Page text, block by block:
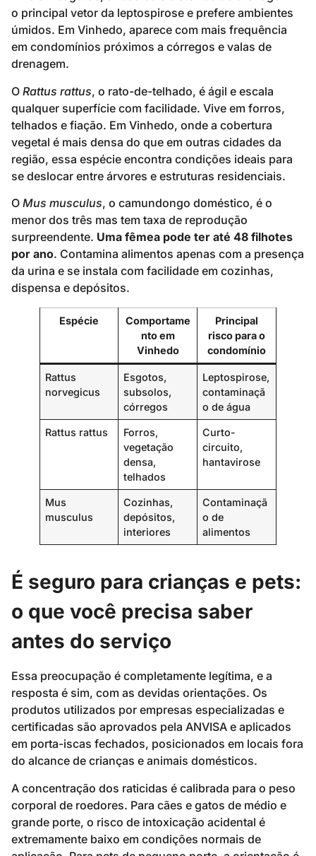
o principal vetor da leptospirose e prefere ambientes
úmidos. Em Vinhedo, aparece com mais frequência
em condomínios próximos a córregos e valas de
drenagem.
O Rattus rattus, o rato-de-telhado, é ágil e escala
qualquer superfície com facilidade. Vive em forros,
telhados e fiação. Em Vinhedo, onde a cobertura
vegetal é mais densa do que em outras cidades da
região, essa espécie encontra condições ideais para
se deslocar entre árvores e estruturas residenciais.
O Mus musculus, o camundongo doméstico, é o
menor dos três mas tem taxa de reprodução
surpreendente. Uma fêmea pode ter até 48 filhotes
por ano. Contamina alimentos apenas com a presença
da urina e se instala com facilidade em cozinhas,
dispensa e depósitos.
Espécie
Comportame
nto em
Vinhedo
Principal
risco para o
condomínio
Rattus
norvegicus
Esgotos,
subsolos,
córregos
Leptospirose,
contaminaçã
o de água
Rattus rattus
Forros,
vegetação
densa,
telhados
Curto-
circuito,
hantavirose
Mus
musculus
Cozinhas,
depósitos,
interiores
Contaminaçã
o de
alimentos
É seguro para crianças e pets:
o que você precisa saber
antes do serviço
Essa preocupação é completamente legítima, e a
resposta é sim, com as devidas orientações. Os
produtos utilizados por empresas especializadas e
certificadas são aprovados pela ANVISA e aplicados
em porta-iscas fechados, posicionados em locais fora
do alcance de crianças e animais domésticos.
A concentração dos raticidas é calibrada para o peso
corporal de roedores. Para cães e gatos de médio e
grande porte, o risco de intoxicação acidental é
extremamente baixo em condições normais de